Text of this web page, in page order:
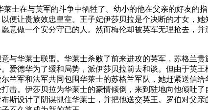
士在与英军的斗争中牺牲了。幼小的他在父亲的好友的
便让贵族效忠皇室。王子妃伊莎贝拉是个决断的才女，
意做一个安分守已的人。然而梅伦却被英军无理抢去，
华莱士联盟。华莱士杀败了前来进攻的英军，苏格兰贵
爱德华为了缓和局势，派伊莎贝拉前去和谈。但由于英
兰军和法军共同包围华莱士的苏格兰军队，她赶紧送信
击。伊莎贝拉为华莱士的豪情倾倒，来到驻地向他倾吐
斯设计了阴谋抓住华莱士，并把他送交英王。罗伯对父